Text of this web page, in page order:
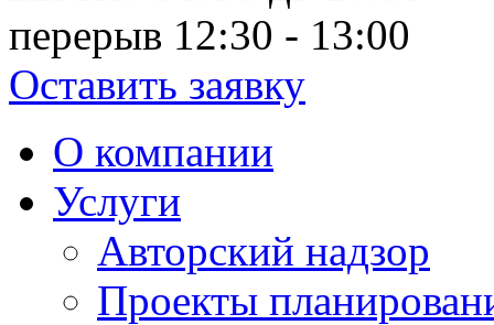
перерыв 12:30 - 13:00
Оставить заявку
О компании
Услуги
Авторский надзор
Проекты